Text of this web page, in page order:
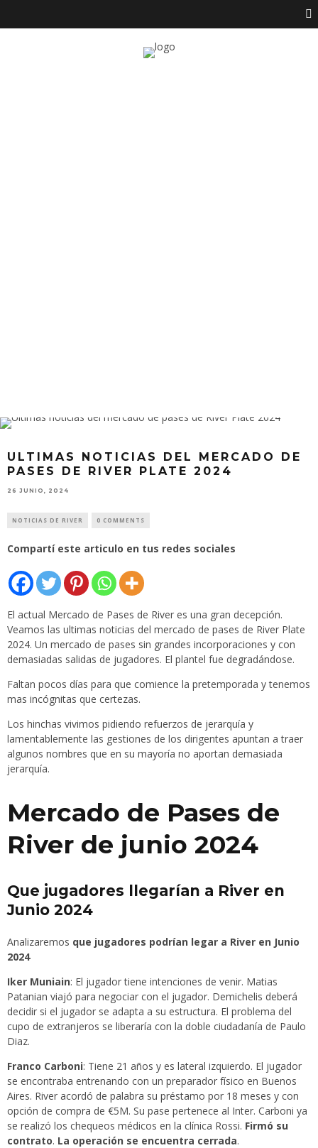
ULTIMAS NOTICIAS DEL MERCADO DE
PASES DE RIVER PLATE 2024
26 JUNIO, 2024
NOTICIAS DE RIVER 0 COMMENTS
Compartí este articulo en tus redes sociales
El actual Mercado de Pases de River es una gran decepción.
Veamos las ultimas noticias del mercado de pases de River Plate
2024. Un mercado de pases sin grandes incorporaciones y con
demasiadas salidas de jugadores. El plantel fue degradándose.
Faltan pocos días para que comience la pretemporada y tenemos
mas incógnitas que certezas.
Los hinchas vivimos pidiendo refuerzos de jerarquía y
lamentablemente las gestiones de los dirigentes apuntan a traer
algunos nombres que en su mayoría no aportan demasiada
jerarquía.
Mercado de Pases de
River de junio 2024
Que jugadores llegarían a River en
Junio 2024
Analizaremos que jugadores podrían legar a River en Junio
2024
Iker Muniain: El jugador tiene intenciones de venir. Matias
Patanian viajó para negociar con el jugador. Demichelis deberá
decidir si el jugador se adapta a su estructura. El problema del
cupo de extranjeros se liberaría con la doble ciudadanía de Paulo
Diaz.
Franco Carboni: Tiene 21 años y es lateral izquierdo. El jugador
se encontraba entrenando con un preparador físico en Buenos
Aires. River acordó de palabra su préstamo por 18 meses y con
opción de compra de €5M. Su pase pertenece al Inter. Carboni ya
se realizó los chequeos médicos en la clínica Rossi. Firmó su
contrato. La operación se encuentra cerrada.